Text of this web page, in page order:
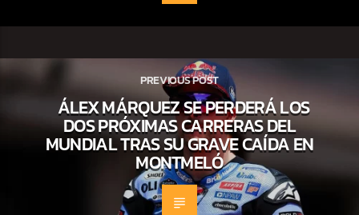
PREVIOUS POST
ÁLEX MÁRQUEZ SE PERDERÁ LOS
DOS PRÓXIMAS CARRERAS DEL
MUNDIAL TRAS SU GRAVE CAÍDA EN
MONTMELÓ